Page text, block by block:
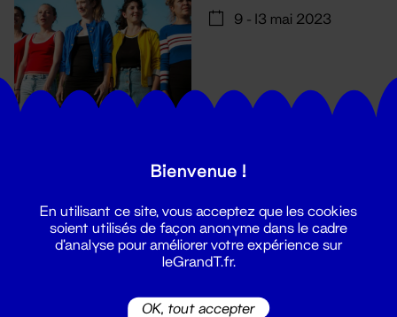
9 - 13 mai 2023
Suivez toutes les actualités du
Bienvenue !
En utilisant ce site, vous acceptez que les cookies
soient utilisés de façon anonyme dans le cadre
d'analyse pour améliorer votre expérience sur
leGrandT.fr.
OK, tout accepter